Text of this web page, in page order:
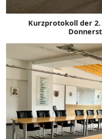
Kurzprotokoll der